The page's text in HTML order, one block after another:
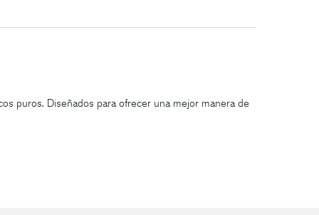
puros. Diseñados para ofrecer una mejor manera de